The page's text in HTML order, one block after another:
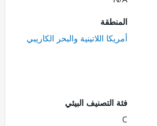
أمريكا اللاتينية والبحر الكاريبي
فئة التصنيف البيئي